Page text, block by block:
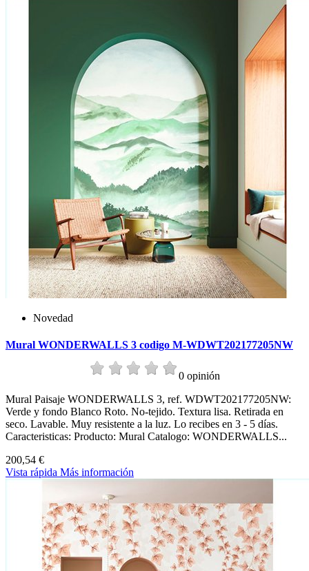
Novedad
Mural WONDERWALLS 3 codigo M-WDWT202177205NW
0 opinión
Mural Paisaje WONDERWALLS 3, ref. WDWT202177205NW:
Verde y fondo Blanco Roto. No-tejido. Textura lisa. Retirada en
seco. Lavable. Muy resistente a la luz. Lo recibes en 3 - 5 días.
Caracteristicas: Producto: Mural Catalogo: WONDERWALLS...
200,54 €
Vista rápida Más información